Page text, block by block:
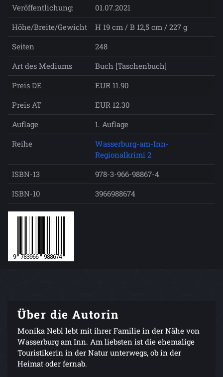
Veröffentlichung:
01.07.2021
Höhe/Breite/Gewicht
H 19 cm / B 12,5 cm / 227 g
Seiten
248
Art des Mediums
Buch [Taschenbuch]
Preis DE
EUR 11.90
Preis AT
EUR 12.30
Auflage
1. Auflage
Reihe
Wasserburg-am-Inn-
Regionalkrimi 2
ISBN-13
978-3-966-98867-4
ISBN-10
3966988674
Über die Autorin
Monika Nebl lebt mit ihrer Familie in der Nähe von
Wasserburg am Inn. Am liebsten ist die ehemalige
Touristikerin in der Natur unterwegs, ob in der
Heimat oder fernab.